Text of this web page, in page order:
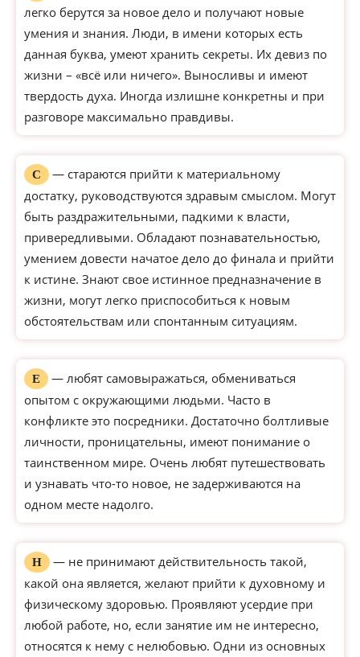
легко берутся за новое дело и получают новые
умения и знания. Люди, в имени которых есть
данная буква, умеют хранить секреты. Их девиз по
жизни – «всё или ничего». Выносливы и имеют
твердость духа. Иногда излишне конкретны и при
разговоре максимально правдивы.
С
— стараются прийти к материальному
достатку, руководствуются здравым смыслом. Могут
быть раздражительными, падкими к власти,
привередливыми. Обладают познавательностью,
умением довести начатое дело до финала и прийти
к истине. Знают свое истинное предназначение в
жизни, могут легко приспособиться к новым
обстоятельствам или спонтанным ситуациям.
Е
— любят самовыражаться, обмениваться
опытом с окружающими людьми. Часто в
конфликте это посредники. Достаточно болтливые
личности, проницательны, имеют понимание о
таинственном мире. Очень любят путешествовать
и узнавать что-то новое, не задерживаются на
одном месте надолго.
Н
— не принимают действительность такой,
какой она является, желают прийти к духовному и
физическому здоровью. Проявляют усердие при
любой работе, но, если занятие им не интересно,
относятся к нему с нелюбовью. Одни из основных